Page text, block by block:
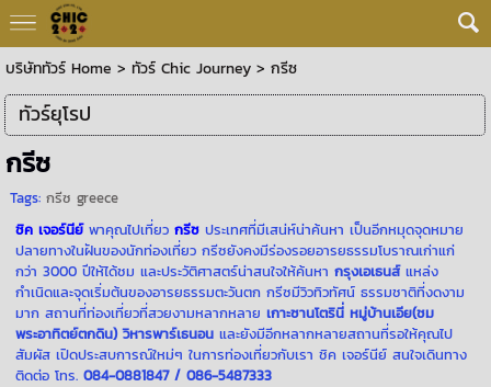
บริษัททัวร์ Home > ทัวร์ Chic Journey> กรีซ
ทัวร์ยุโรป
กรีซ
Tags: กรีซ greece
ชิค เจอร์นีย์ พาคุณไปเที่ยวกรีซ ประเทศที่มีเสน่ห์น่าค้นหา เป็นอีกหมุดจุดหมาย
ปลายทางในฝันของนักท่องเที่ยว กรีซยังคงมีร่องรอยอารยธรรมโบราณเก่าแก่
กว่า 3000 ปีให้ได้ชม และประวัติศาสตร์น่าสนใจให้ค้นหากรุงเอเธนส์แหล่ง
กำเนิดและจุดเริ่มต้นของอารยธรรมตะวันตก กรีซมีวิวทิวทัศน์ ธรรมชาติที่งดงาม
มาก สถานที่ท่องเที่ยวที่สวยงามหลากหลายเกาะซานโตรินี่ หมู่บ้านเอีย(ชม
พระอาทิตย์ตกดิน) วิหารพาร์เธนอน และยังมีอีกหลากหลายสถานที่รอให้คุณไป
สัมผัส เปิดประสบการณ์ใหม่ๆ ในการท่องเที่ยวกับเรา ชิค เจอร์นีย์ สนใจเดินทาง
ติดต่อ โทร. 084-0881847/ 086-5487333